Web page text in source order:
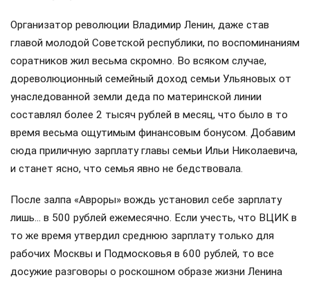
Организатор революции Владимир Ленин, даже став
главой молодой Советской республики, по воспоминаниям
соратников жил весьма скромно. Во всяком случае,
дореволюционный семейный доход семьи Ульяновых от
унаследованной земли деда по материнской линии
составлял более 2 тысяч рублей в месяц, что было в то
время весьма ощутимым финансовым бонусом. Добавим
сюда приличную зарплату главы семьи Ильи Николаевича,
и станет ясно, что семья явно не бедствовала.
После залпа «Авроры» вождь установил себе зарплату
лишь… в 500 рублей ежемесячно. Если учесть, что ВЦИК в
то же время утвердил среднюю зарплату только для
рабочих Москвы и Подмосковья в 600 рублей, то все
досужие разговоры о роскошном образе жизни Ленина